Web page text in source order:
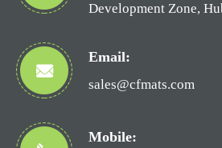
Development Zone,
Email:
sales@cfmats.com
Mobile: